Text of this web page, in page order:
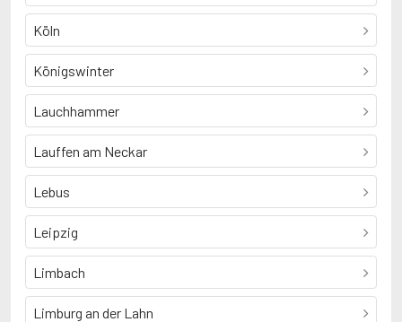
Köln
Königswinter
Lauchhammer
Lauffen am Neckar
Lebus
Leipzig
Limbach
Limburg an der Lahn